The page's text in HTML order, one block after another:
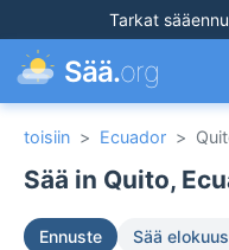
Tarkat
Sää.org
toisiin > Ecuador >
Sää in Quito,
Ennuste Sää